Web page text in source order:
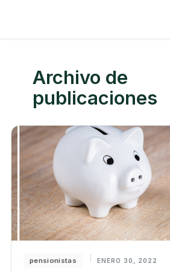
Archivo de
publicaciones
pensionistas ENERO 30, 2022